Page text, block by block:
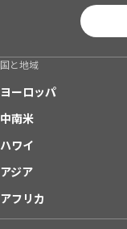
国と地域
ヨーロッパ
中南米
ハワイ
アジア
アフリカ